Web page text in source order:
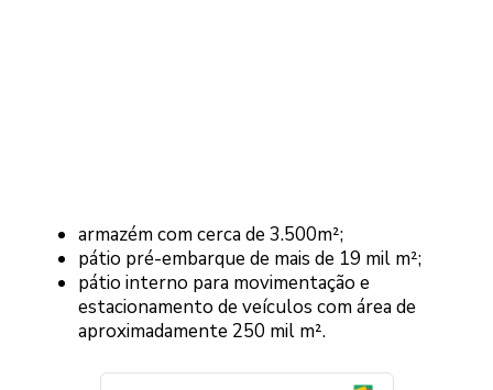
armazém com cerca de 3.500m²;
pátio pré-embarque de mais de 19 mil m²;
pátio interno para movimentação e
estacionamento de veículos com área de
aproximadamente 250 mil m².